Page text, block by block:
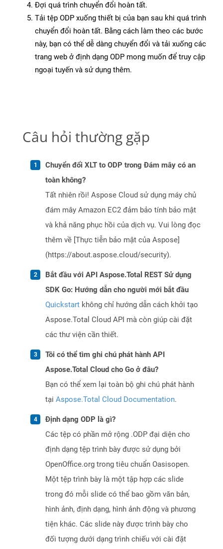
Đợi quá trình chuyển đổi hoàn tất.
Tải tệp ODP xuống thiết bị của bạn sau khi quá trình
chuyển đổi hoàn tất. Bằng cách làm theo các bước
này, bạn có thể dễ dàng chuyển đổi và tải xuống các
trang web ở định dạng ODP mong muốn để truy cập
ngoại tuyến và sử dụng thêm.
Câu hỏi thường gặp
Chuyển đổi XLT to ODP trong Đám mây có an
toàn không?
Tất nhiên rồi! Aspose Cloud sử dụng máy chủ
đám mây Amazon EC2 đảm bảo tính bảo mật
và khả năng phục hồi của dịch vụ. Vui lòng đọc
thêm về [Thực tiễn bảo mật của Aspose]
(https://about.aspose.cloud/security).
Bắt đầu với API Aspose.Total REST Sử dụng
SDK Go: Hướng dẫn cho người mới bắt đầu
Quickstart không chỉ hướng dẫn cách khởi tạo
Aspose.Total Cloud API mà còn giúp cài đặt
các thư viện cần thiết.
Tôi có thể tìm ghi chú phát hành API
Aspose.Total Cloud cho Go ở đâu?
Bạn có thể xem lại toàn bộ ghi chú phát hành
tại Aspose.Total Cloud Documentation.
Định dạng ODP là gì?
Các tệp có phần mở rộng .ODP đại diện cho
định dạng tệp trình bày được sử dụng bởi
OpenOffice.org trong tiêu chuẩn Oasisopen.
Một tệp trình bày là một tập hợp các slide
trong đó mỗi slide có thể bao gồm văn bản,
hình ảnh, định dạng, hình ảnh động và phương
tiện khác. Các slide này được trình bày cho
đối tượng dưới dạng trình chiếu với cài đặt